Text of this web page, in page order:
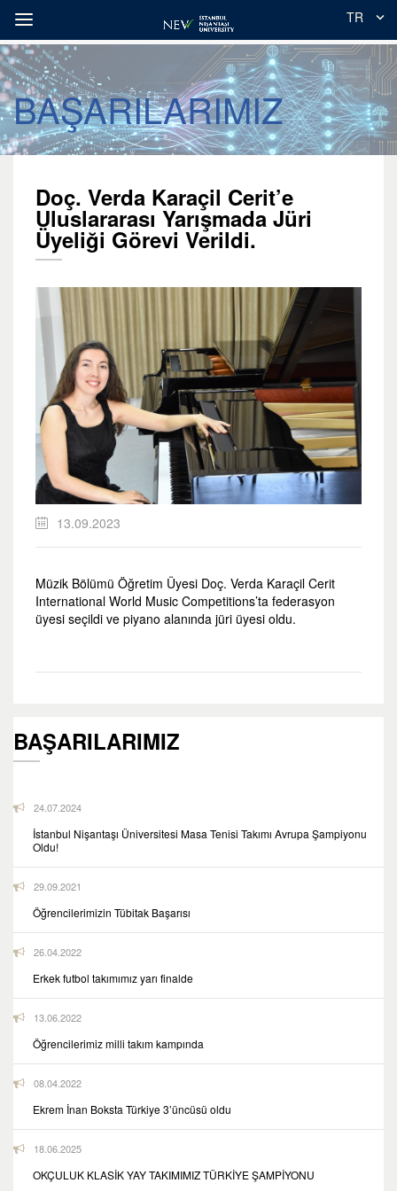
TR
BAŞARILARIMIZ
Doç. Verda Karaçil Cerit’e
Uluslararası Yarışmada Jüri
Üyeliği Görevi Verildi.
13.09.2023
Müzik Bölümü Öğretim Üyesi Doç. Verda Karaçil Cerit
International World Music Competitions’ta federasyon
üyesi seçildi ve piyano alanında jüri üyesi oldu.
BAŞARILARIMIZ
24.07.2024
İstanbul Nişantaşı Üniversitesi Masa Tenisi Takımı Avrupa Şampiyonu
Oldu!
29.09.2021
Öğrencilerimizin Tübitak Başarısı
26.04.2022
Erkek futbol takımımız yarı finalde
13.06.2022
Öğrencilerimiz milli takım kampında
08.04.2022
Ekrem İnan Boksta Türkiye 3’üncüsü oldu
18.06.2025
OKÇULUK KLASİK YAY TAKIMIMIZ TÜRKİYE ŞAMPİYONU